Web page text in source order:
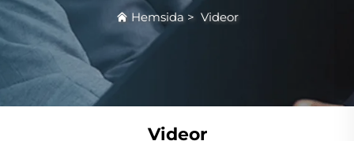
Hemsida > Videor
Videor